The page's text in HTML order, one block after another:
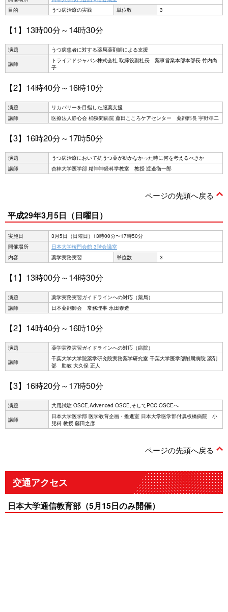
目的
うつ病治療の実践 単位数 3
【1】13時00分～14時30分
演題
うつ病患者に対する薬局薬剤師による支援
講師
トライアドジャパン株式会社 取締役副社長 薬事営業本部本部長 竹内尚
子
【2】14時40分～16時10分
演題
リカバリーを目指した服薬支援
講師
医療法人静心会 桶狭間病院 藤田こころケアセンター 薬剤部長 宇野準二
【3】16時20分～17時50分
演題
うつ病治療において抗うつ薬が効かなかった時に何を考えるべきか
講師
杏林大学医学部 精神神経科学教室 教授 渡邊衡一郎
ページの先頭へ戻る
平成29年3月5日（日曜日）
実施日
3月5日（日曜日）13時00分〜17時50分
開催場所
日本大学桜門会館 3階会議室
内容
薬学実務実習 単位数 3
【1】13時00分～14時30分
演題
薬学実務実習ガイドラインへの対応（薬局）
講師
日本薬剤師会 常務理事 永田泰造
【2】14時40分～16時10分
演題
薬学実務実習ガイドラインへの対応（病院）
講師
千葉大学大学院薬学研究院実務薬学研究室 千葉大学医学部附属病院 薬剤
部 助教 大久保 正人
【3】16時20分～17時50分
演題
共用試験 OSCE,Advenced OSCE,そしてPCC OSCEへ
講師
日本大学医学部 医学教育企画・推進室 日本大学医学部付属板橋病院 小
児科 教授 藤田之彦
ページの先頭へ戻る
交通アクセス
日本大学通信教育部（5月15日のみ開催）